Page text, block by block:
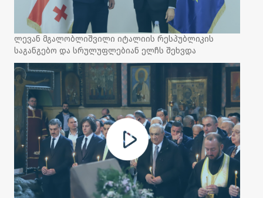
ლევან მგალობლიშვილი იტალიის რესპუბლიკის
საგანგებო და სრულუფლებიან ელჩს შეხვდა